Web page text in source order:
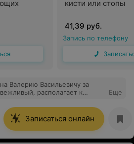
кисти или стопы
41,39 руб.
Запись по телефону
Валерию Васильевичу за
располагает к
как снять боль если
сделать блокаду, пошла
тазобедренном суставе.
его профессионализм,
и чутких врачей. С
Еще
Записаться онлайн